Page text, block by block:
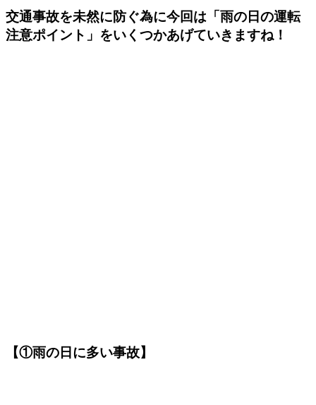
交通事故を未然に防ぐ為に今回は「雨の日の運転
注意ポイント」をいくつかあげていきますね！
【①雨の日に多い事故】